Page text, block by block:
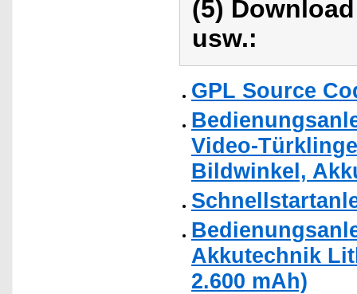
(5)
usw.:
GPL Source
Video-
Bildwinkel,
Akkutechnik
2.600 mAh)